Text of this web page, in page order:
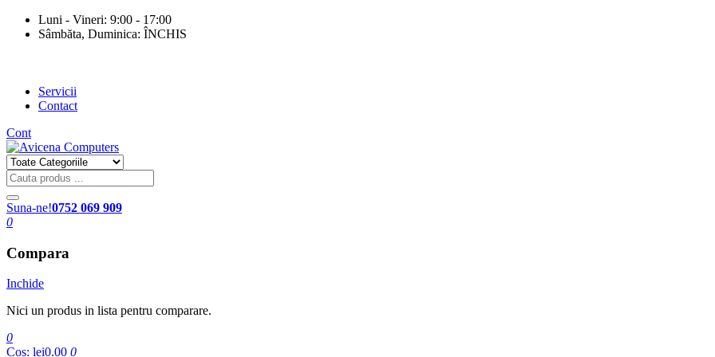
Luni - Vineri: 9:00 - 17:00
Sâmbăta, Duminica: ÎNCHIS
Servicii
Contact
Cont
Suna-ne!0752 069 909
0
Compara
Inchide
Nici un produs in lista pentru comparare.
0
Cos: lei0.00 0